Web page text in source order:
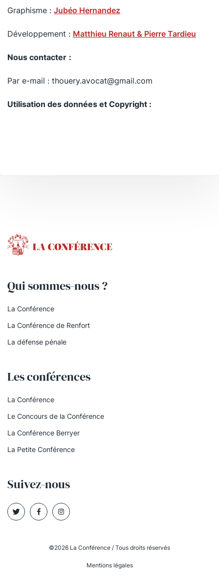
Graphisme : Jubéo Hernandez
Développement : Matthieu Renaut & Pierre Tardieu
Nous contacter :
Par e-mail : thouery.avocat@gmail.com
Utilisation des données et Copyright :
Qui sommes-nous ?
La Conférence
La Conférence de Renfort
La défense pénale
Les conférences
La Conférence
Le Concours de la Conférence
La Conférence Berryer
La Petite Conférence
Suivez-nous
©2026 La Conférence / Tous droits réservés
Mentions légales